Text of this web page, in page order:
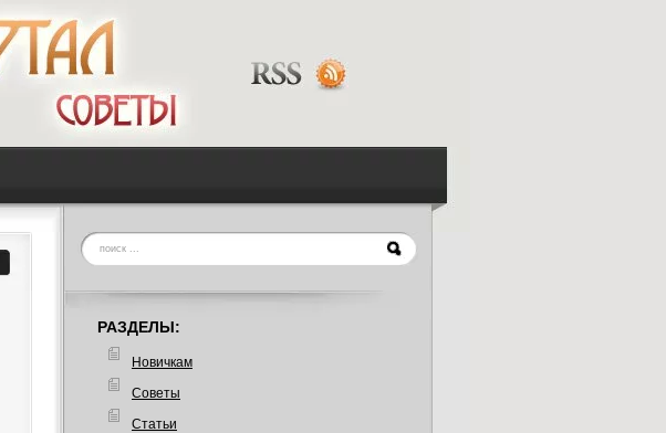
РАЗДЕЛЫ:
Новичкам
Советы
Статьи